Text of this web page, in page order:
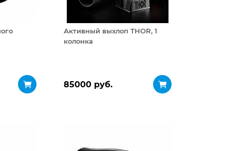
Активный выхлоп THOR, 1
колонка
85000 руб.